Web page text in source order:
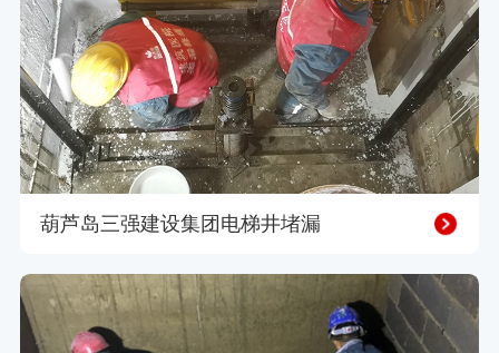
葫芦岛三强建设集团电梯井堵漏